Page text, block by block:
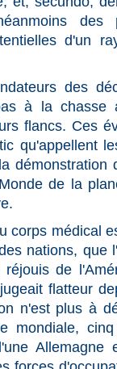
des
d'un
des
à la chasse
flancs. Ces
qu'appellent
démonstration
de la
corps médical
nations, que
de
flatteur
n'est plus à
mondiale,